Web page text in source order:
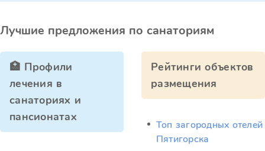
Лучшие предложения по санаториям
🏥 Профили
лечения в
санаториях и
пансионатах
Рейтинги объектов
размещения
Топ загородных отелей
Пятигорска